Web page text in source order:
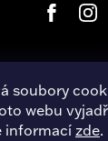
soubory
webu
informací zde.